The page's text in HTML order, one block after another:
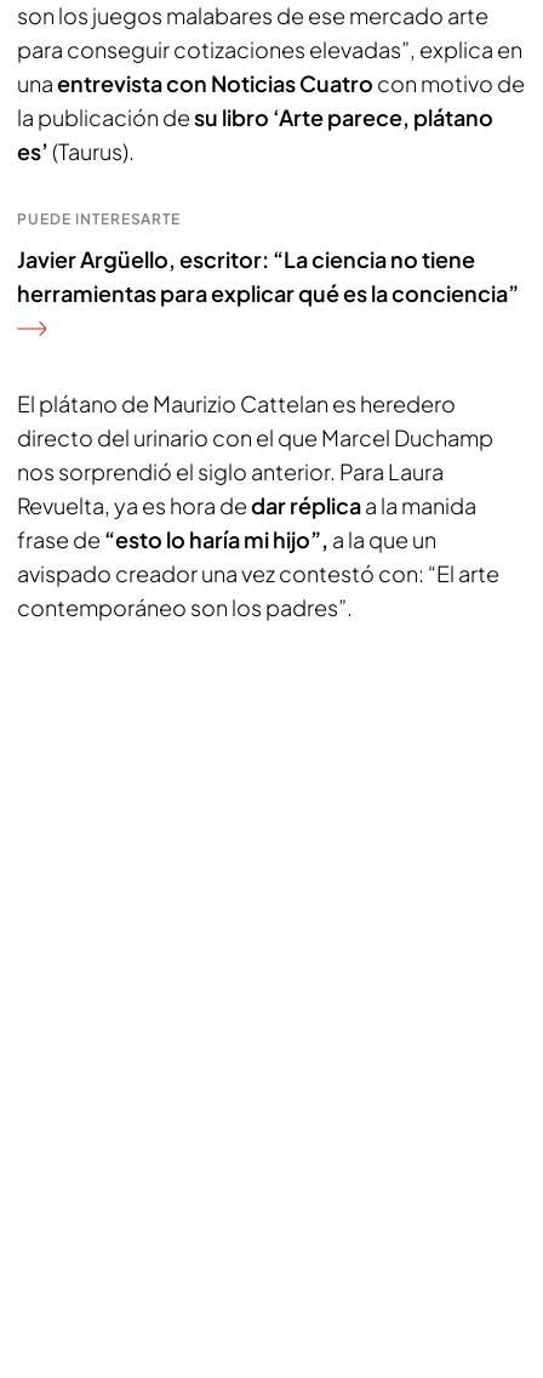
son los juegos malabares de ese mercado arte
para conseguir cotizaciones elevadas”, explica en
unaentrevista con Noticias Cuatro con motivo de
la publicación desu libro ‘Arte parece, plátano
es’(Taurus).
PUEDE INTERESARTE
Javier Argüello, escritor: “La ciencia no tiene
herramientas para explicar qué es la conciencia”
El plátano de Maurizio Cattelan es heredero
directo del urinario con el que Marcel Duchamp
nos sorprendió el siglo anterior. Para Laura
Revuelta, ya es hora dedar réplicaa la manida
frase de “esto lo haría mi hijo”, a la que un
avispado creador una vez contestó con: “El arte
contemporáneo son los padres”.